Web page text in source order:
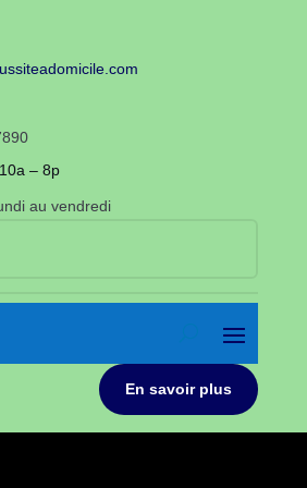
– 8p
au vendredi
En savoir plus